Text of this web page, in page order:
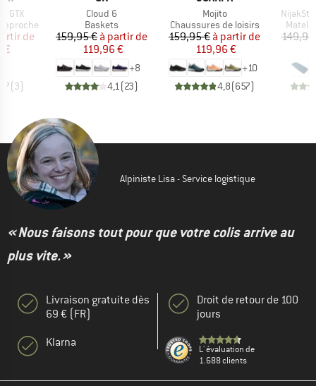
GTX
réduit
de
€
(3)
Article
Cloud 6
Product group
Baskets
Prix
159,95 € Prix réduit
à partir de
119,96 €
+8
4,1(23)
Article
Mojito
Product group
Chaussures de loisirs
Prix
159,95 € Prix réduit
à partir de
119,96 €
+10
4,8(657)
Article
NijakSt.
Alpiniste Lisa - Service logistique
« Nous faisons tout pour que votre colis arrive au
plus vite. »
Livraison gratuite dès
69 € (FR)
Klarna
Droit de retour de 100
jours
L' évaluation de
1.688 clients